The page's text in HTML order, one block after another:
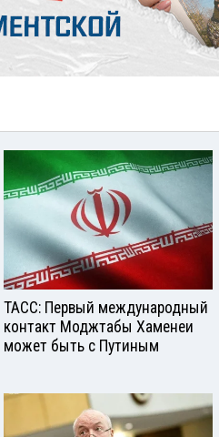
ТАСС: Первый международный
контакт Моджтабы Хаменеи
может быть с Путиным